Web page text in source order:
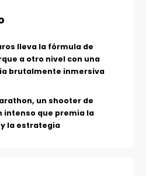
lleva la fórmula de
a otro nivel con una
brutalmente inmersiva
un shooter de
intenso que premia la
la estrategia